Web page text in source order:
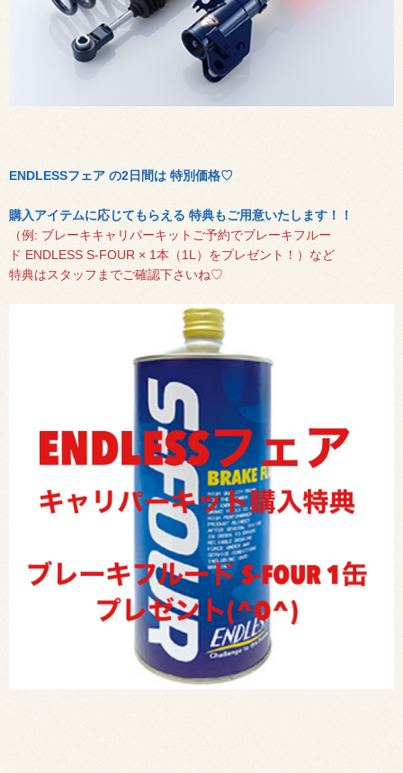
ENDLESSフェア の2日間は 特別価格♡
購入アイテムに応じてもらえる 特典もご用意いたします！！
（例: ブレーキキャリパーキットご予約でブレーキフルー
ド ENDLESS S-FOUR × 1本（1L） をプレゼント！）など
特典はスタッフまでご確認下さいね♡